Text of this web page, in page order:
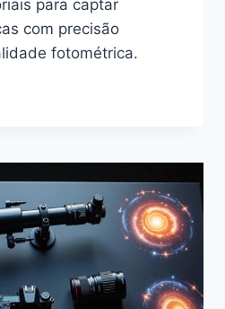
para captar
com precisão
fotométrica.